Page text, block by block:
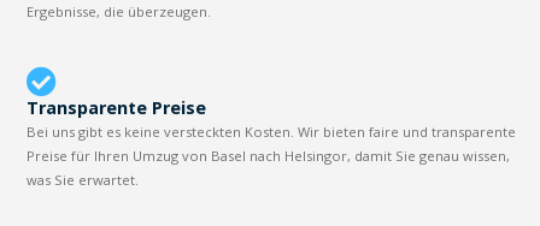
Ergebnisse, die überzeugen.
Transparente Preise
Bei uns gibt es keine versteckten Kosten. Wir bieten faire und transparente
Preise für Ihren Umzug von Basel nach Helsingor, damit Sie genau wissen,
was Sie erwartet.